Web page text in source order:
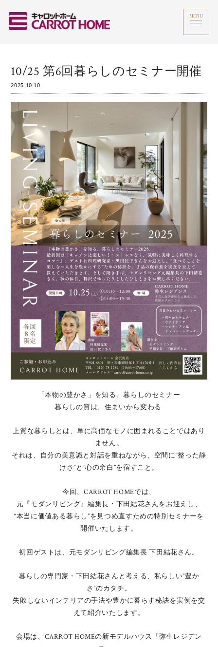
MENU
10/25 第6回暮らしのセミナー開催
2025.10.10
「本物の豊かさ」を知る、暮らしのセミナー
暮らしの質は、住まいから変わる
上質な暮らしとは、単に高価なモノに囲まれることではあり
ません。
それは、自分の美意識と対話を重ねながら、空間に“整った静
けさ”と“心の余白”を宿すこと。
今回、CARROT HOMEでは、
元『モダンリビング』編集長・下田結花さんをお迎えし、
“本当に価値ある暮らし”を見つめ直すための特別セミナーを
開催いたします。
初回ゲストは、元モダンリビング編集長 下田結花さん。
暮らしの専門家・下田結花さんと考える、私らしい”豊か
さ”のカタチ。
失敗しないインテリアの手法や豊かに暮らす秘訣を実例を交
えて紹介いたします。
会場は、CARROT HOMEの新モデルハウス「弥生レジデン